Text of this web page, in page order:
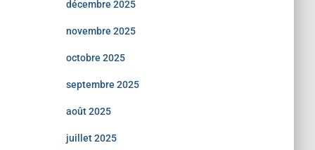
décembre 2025
novembre 2025
octobre 2025
septembre 2025
août 2025
juillet 2025